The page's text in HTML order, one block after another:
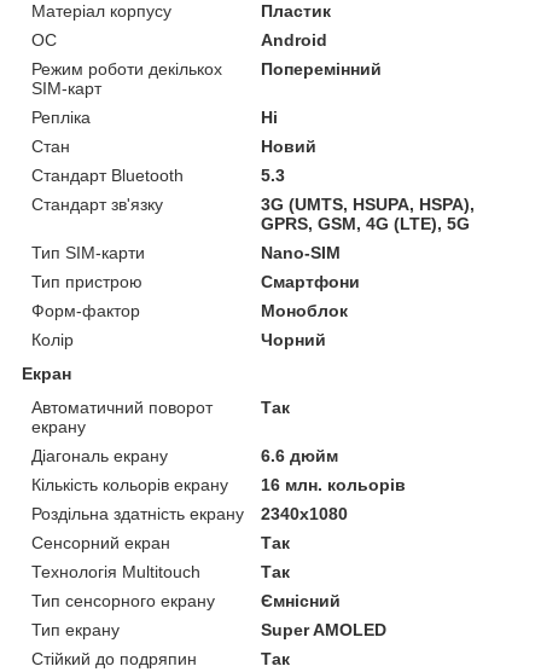
Матеріал корпусу
Пластик
ОС
Android
Режим роботи декількох
SIM-карт
Поперемінний
Репліка
Ні
Стан
Новий
Стандарт Bluetooth
5.3
Стандарт зв'язку
3G (UMTS, HSUPA, HSPA),
GPRS, GSM, 4G (LTE), 5G
Тип SIM-карти
Nano-SIM
Тип пристрою
Смартфони
Форм-фактор
Моноблок
Колір
Чорний
Екран
Автоматичний поворот
екрану
Так
Діагональ екрану
6.6 дюйм
Кількість кольорів екрану
16 млн. кольорів
Роздільна здатність екрану
2340х1080
Сенсорний екран
Так
Технологія Multitouch
Так
Тип сенсорного екрану
Ємнісний
Тип екрану
Super AMOLED
Стійкий до подряпин
Так